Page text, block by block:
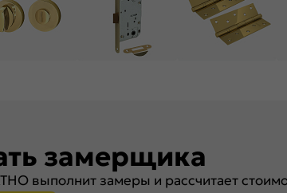
замерщика
выполнит замеры и рассчитает